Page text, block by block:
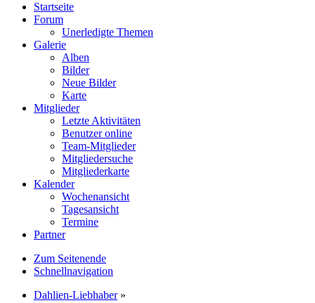
Startseite
Forum
Unerledigte Themen
Galerie
Alben
Bilder
Neue Bilder
Karte
Mitglieder
Letzte Aktivitäten
Benutzer online
Team-Mitglieder
Mitgliedersuche
Mitgliederkarte
Kalender
Wochenansicht
Tagesansicht
Termine
Partner
Zum Seitenende
Schnellnavigation
Dahlien-Liebhaber »